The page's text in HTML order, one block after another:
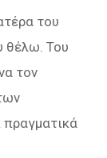
του
θέλω. Του
τον